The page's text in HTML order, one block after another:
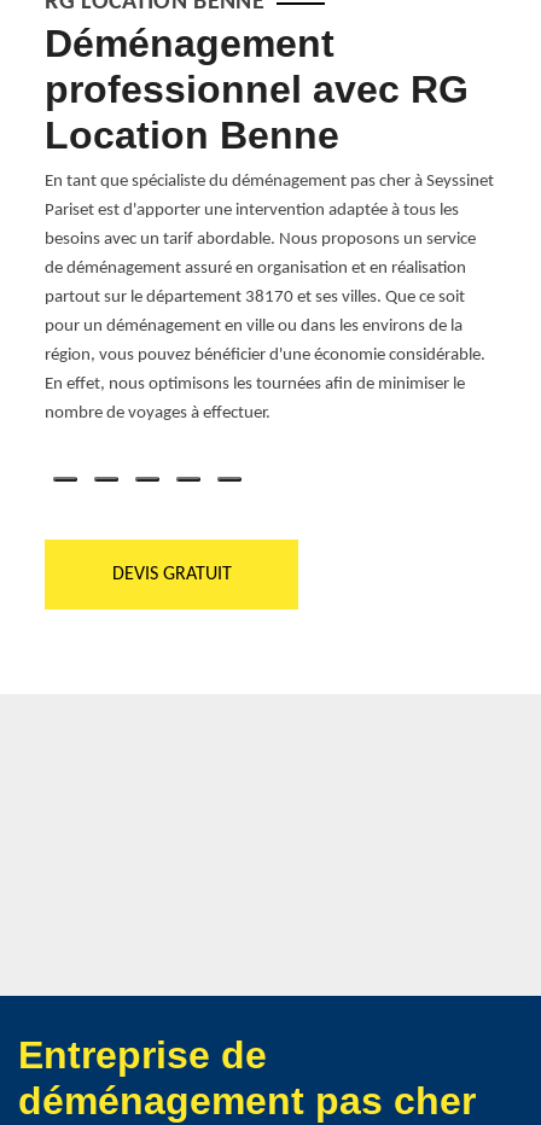
Déménagement
professionnel avec RG
Location Benne
En tant que spécialiste du déménagement pas cher à Seyssinet
Pariset est d'apporter une intervention adaptée à tous les
besoins avec un tarif abordable. Nous proposons un service
de déménagement assuré en organisation et en réalisation
partout sur le département 38170 et ses villes. Que ce soit
pour un déménagement en ville ou dans les environs de la
région, vous pouvez bénéficier d'une économie considérable.
En effet, nous optimisons les tournées afin de minimiser le
nombre de voyages à effectuer.
DEVIS GRATUIT
Entreprise de
déménagement pas cher